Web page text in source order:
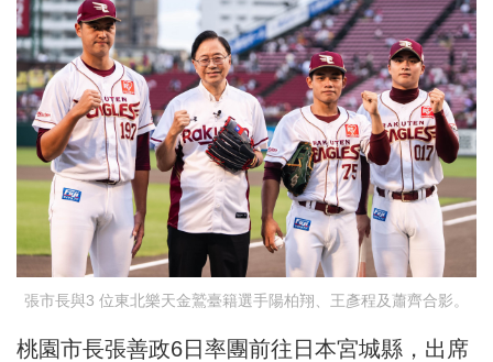
張市長與3 位東北樂天金鷲臺籍選手陽柏翔、王彥程及蕭齊合影。
桃園市長張善政6日率團前往日本宮城縣，出席